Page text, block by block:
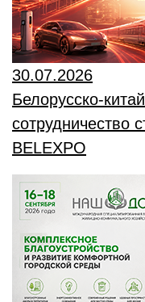
30.07.2026
Белорусско-
сотрудничество
BELEXPO